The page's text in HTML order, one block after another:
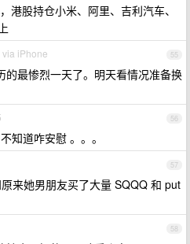
港股持仓小米、阿里、吉利汽车、
55
iPhone
的最惨烈一天了。明天看情况准备换
56
知道咋安慰 。。。
57
来她男朋友买了大量 SQQQ 和 put
58